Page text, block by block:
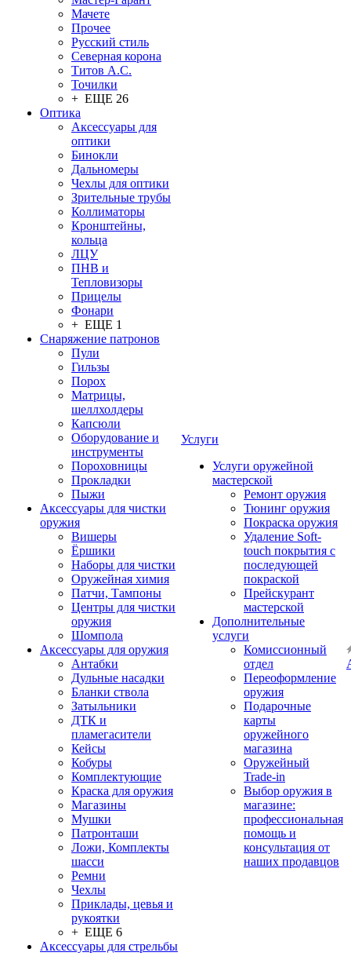
Мачете
Прочее
Русский стиль
Северная корона
Титов А.С.
Точилки
+ ЕЩЕ 26
Оптика
Аксессуары для
оптики
Бинокли
Дальномеры
Чехлы для оптики
Зрительные трубы
Коллиматоры
Кронштейны,
кольца
ЛЦУ
ПНВ и
Тепловизоры
Прицелы
Фонари
+ ЕЩЕ 1
Снаряжение патронов
Пули
Гильзы
Порох
Матрицы,
шеллхолдеры
Капсюли
Оборудование и
инструменты
Пороховницы
Прокладки
Пыжи
Аксессуары для чистки
оружия
Вишеры
Ёршики
Наборы для чистки
Оружейная химия
Патчи, Тампоны
Центры для чистки
оружия
Шомпола
Аксессуары для оружия
Антабки
Дульные насадки
Бланки ствола
Затыльники
ДТК и
пламегасители
Кейсы
Кобуры
Комплектующие
Краска для оружия
Магазины
Мушки
Патронташи
Ложи, Комплекты
шасси
Ремни
Чехлы
Приклады, цевья и
рукоятки
+ ЕЩЕ 6
Аксессуары для стрельбы
Услуги
Услуги оружейной
мастерской
Ремонт оружия
Тюнинг оружия
Покраска оружия
Удаление Soft-
touch покрытия с
последующей
покраской
Прейскурант
мастерской
Дополнительные
услуги
Комиссионный
отдел
Переоформление
оружия
Подарочные
карты
оружейного
магазина
Оружейный
Trade-in
Выбор оружия в
магазине:
профессиональная
помощь и
консультация от
наших продавцов